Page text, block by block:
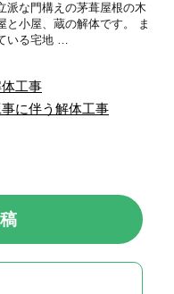
派な門構えの茅葺屋根の木
と小屋、蔵の解体です。 ま
いる宅地 …
工事
に伴う解体工事